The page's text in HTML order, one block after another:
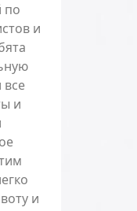
по
и
все
и
и